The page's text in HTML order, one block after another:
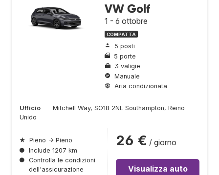
VW Golf
1 - 6 ottobre
COMPATTA
5 posti
5 porte
3 valigie
Manuale
Aria condizionata
Ufficio
Mitchell Way, SO18 2NL Southampton, Reino
Unido
★ Pieno → Pieno
● Include 1207 km
● Controlla le condizioni
dell'assicurazione
26 € / giorno
Visualizza auto